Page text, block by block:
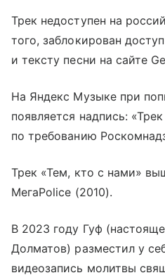
Трек недоступен на
того, заблокирован
и тексту песни на сайте
На Яндекс Музыке при
появляется надпись:
по требованию
Трек «Тем, кто с нами»
МегаPolice (2010).
В 2023 году Гуф
Долматов) разместил у
видеозапись молитвы